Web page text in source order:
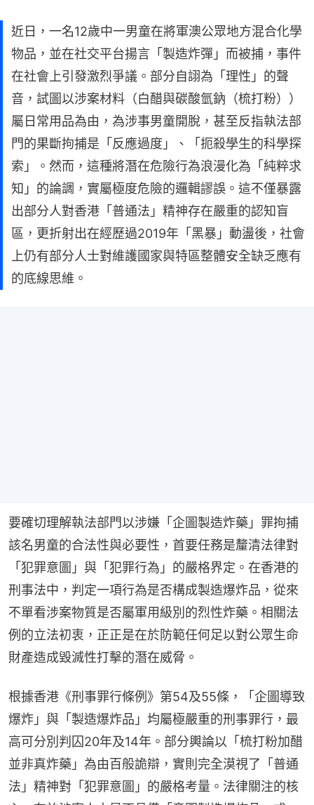
近日，一名12歲中一男童在將軍澳公眾地方混合化學
物品，並在社交平台揚言「製造炸彈」而被捕，事件
在社會上引發激烈爭議。部分自詡為「理性」的聲
音，試圖以涉案材料（白醋與碳酸氫鈉（梳打粉））
屬日常用品為由，為涉事男童開脫，甚至反指執法部
門的果斷拘捕是「反應過度」、「扼殺學生的科學探
索」。然而，這種將潛在危險行為浪漫化為「純粹求
知」的論調，實屬極度危險的邏輯謬誤。這不僅暴露
出部分人對香港「普通法」精神存在嚴重的認知盲
區，更折射出在經歷過2019年「黑暴」動盪後，社會
上仍有部分人士對維護國家與特區整體安全缺乏應有
的底線思維。
要確切理解執法部門以涉嫌「企圖製造炸藥」罪拘捕
該名男童的合法性與必要性，首要任務是釐清法律對
「犯罪意圖」與「犯罪行為」的嚴格界定。在香港的
刑事法中，判定一項行為是否構成製造爆炸品，從來
不單看涉案物質是否屬軍用級別的烈性炸藥。相關法
例的立法初衷，正正是在於防範任何足以對公眾生命
財產造成毀滅性打擊的潛在威脅。
根據香港《刑事罪行條例》第54及55條，「企圖導致
爆炸」與「製造爆炸品」均屬極嚴重的刑事罪行，最
高可分別判囚20年及14年。部分輿論以「梳打粉加醋
並非真炸藥」為由百般詭辯，實則完全漠視了「普通
法」精神對「犯罪意圖」的嚴格考量。法律關注的核